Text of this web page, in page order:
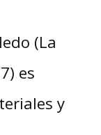
(La
es
y